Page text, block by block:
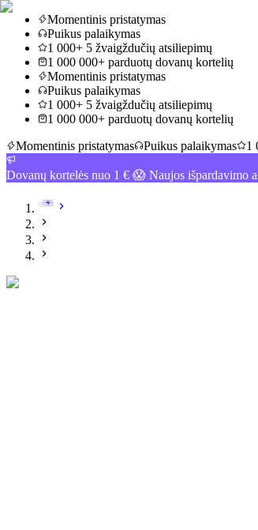
Momentinis pristatymas
Puikus palaikymas
1 000+ 5 žvaigždučių atsiliepimų
1 000 000+ parduotų dovanų kortelių
Momentinis pristatymas
Puikus palaikymas
1 000+ 5 žvaigždučių atsiliepimų
1 000 000+ parduotų dovanų kortelių
Momentinis pristatymas
Puikus palaikymas 1
Dovanų kortelės nuo 1 € 😱 Naujos išpardavimo